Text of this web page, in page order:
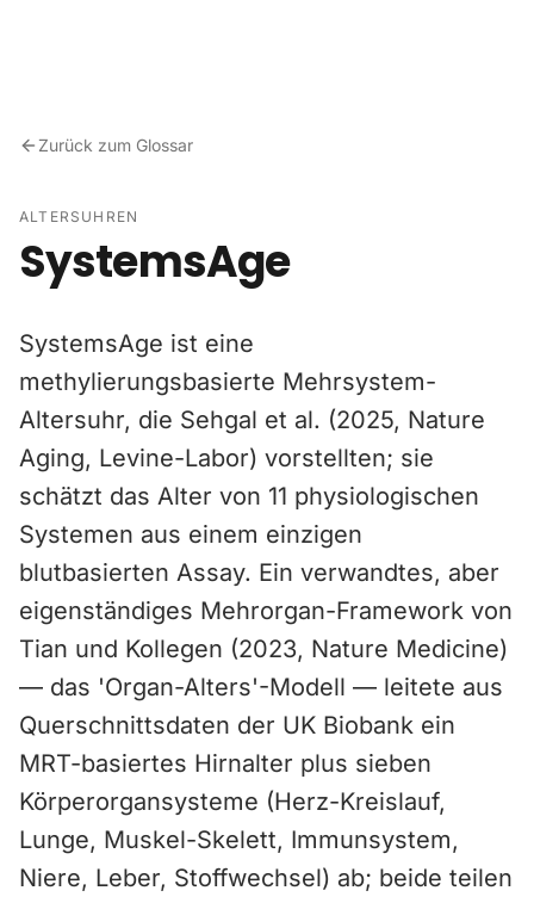
Zurück zum Glossar
ALTERSUHREN
SystemsAge
SystemsAge ist eine
methylierungsbasierte Mehrsystem-
Altersuhr, die Sehgal et al. (2025, Nature
Aging, Levine-Labor) vorstellten; sie
schätzt das Alter von 11 physiologischen
Systemen aus einem einzigen
blutbasierten Assay. Ein verwandtes, aber
eigenständiges Mehrorgan-Framework von
Tian und Kollegen (2023, Nature Medicine)
— das 'Organ-Alters'-Modell — leitete aus
Querschnittsdaten der UK Biobank ein
MRT-basiertes Hirnalter plus sieben
Körperorgansysteme (Herz-Kreislauf,
Lunge, Muskel-Skelett, Immunsystem,
Niere, Leber, Stoffwechsel) ab; beide teilen